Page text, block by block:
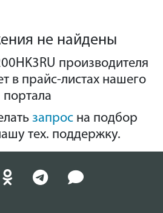
не найдены
производителя
в прайс-листах нашего
портала
запросна подбор
тех. поддержку.